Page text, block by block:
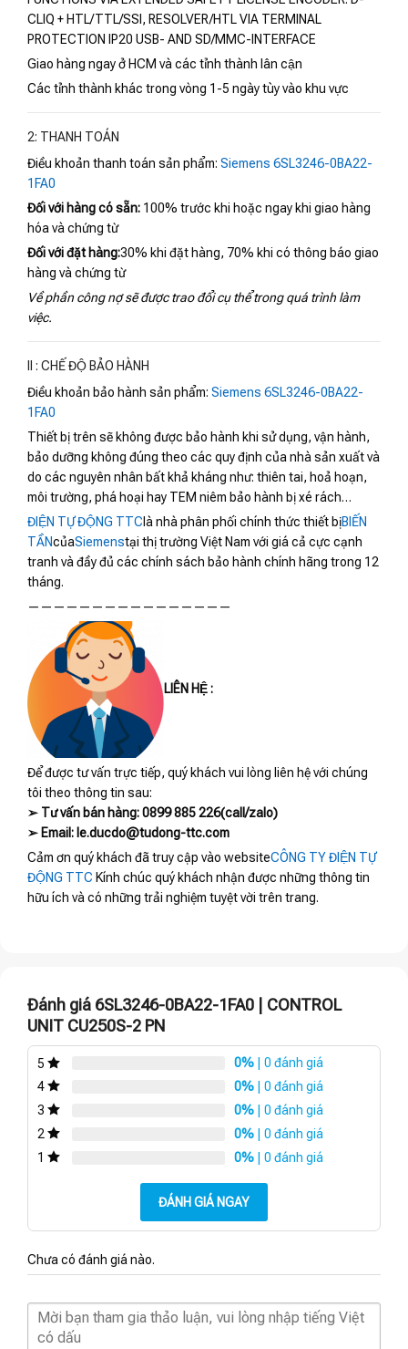
CLIQ + HTL/TTL/SSI, RESOLVER/HTL VIA TERMINAL
PROTECTION IP20 USB- AND SD/MMC-INTERFACE
Giao hàng ngay ở HCM và các tỉnh thành lân cận
Các tỉnh thành khác trong vòng 1-5 ngày tùy vào khu vực
2: THANH TOÁN
Điều khoản thanh toán sản phẩm: Siemens 6SL3246-0BA22-
1FA0
Đối với hàng có sẵn: 100% trước khi hoặc ngay khi giao hàng
hóa và chứng từ
Đối với đặt hàng:30% khi đặt hàng, 70% khi có thông báo giao
hàng và chứng từ
Về phần công nợ sẽ được trao đổi cụ thể trong quá trình làm
việc.
II : CHẾ ĐỘ BẢO HÀNH
Điều khoản bảo hành sản phẩm: Siemens 6SL3246-0BA22-
1FA0
Thiết bị trên sẽ không được bảo hành khi sử dụng, vận hành,
bảo dưỡng không đúng theo các quy định của nhà sản xuất và
do các nguyên nhân bất khả kháng như: thiên tai, hoả hoạn,
môi trường, phá hoại hay TEM niêm bảo hành bị xé rách…
ĐIỆN TỰ ĐỘNG TTC là nhà phân phối chính thức thiết bịBIẾN
TẦNcủaSiemenstại thị trường Việt Nam với giá cả cực cạnh
tranh và đầy đủ các chính sách bảo hành chính hãng trong 12
tháng.
————————————————
LIÊN HỆ :
Để được tư vấn trực tiếp, quý khách vui lòng liên hệ với chúng
tôi theo thông tin sau:
➢ Tư vấn bán hàng: 0899 885 226(call/zalo)
➢ Email: le.ducdo@tudong-ttc.com
Cảm ơn quý khách đã truy cập vào websiteCÔNG TY ĐIỆN TỰ
ĐỘNG TTC Kính chúc quý khách nhận được những thông tin
hữu ích và có những trải nghiệm tuyệt vời trên trang.
Đánh giá 6SL3246-0BA22-1FA0 | CONTROL
UNIT CU250S-2 PN
5 0% | 0 đánh giá
4
0% | 0 đánh giá
3
0% | 0 đánh giá
2
0% | 0 đánh giá
1
0% | 0 đánh giá
ĐÁNH GIÁ NGAY
Chưa có đánh giá nào.